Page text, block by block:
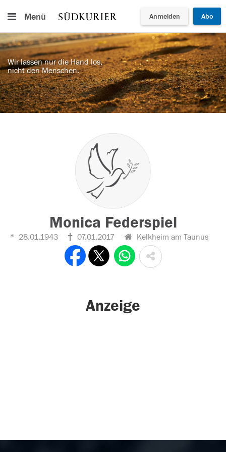
Menü Anmelden Abo
Wir lassen nur die Hand los,
nicht den Menschen.
Monica Federspiel
28.01.1943 07.01.2017 Kelkheim am Taunus
Anzeige